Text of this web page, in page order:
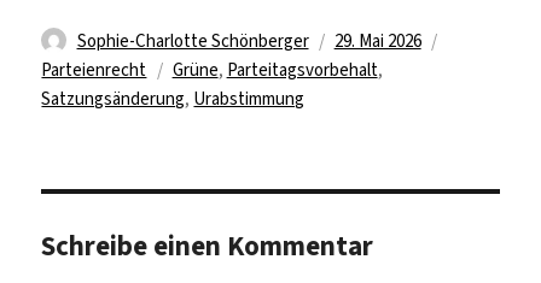
Autor
Sophie-Charlotte Schönberger
Veröffentlicht
am
29. Mai 2026
Parteienrecht
Schlagwörter
Grüne, Parteitagsvorbehalt,
Satzungsänderung, Urabstimmung
Schreibe einen Kommentar